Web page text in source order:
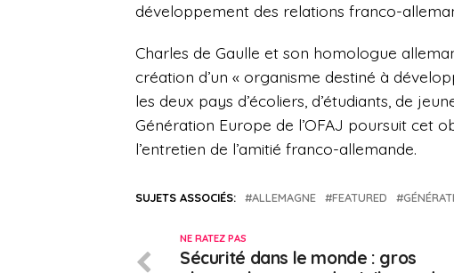
développement des relations franco-
Charles de Gaulle et son homologue
création d’un « organisme destiné à
les deux pays d’écoliers, d’étudiants, de
Génération Europe de l’OFAJ poursuit cet
l’entretien de l’amitié franco-allemande.
SUJETS ASSOCIÉS: ALLEMAGNE FEATURED
NE RATEZ PAS
Sécurité dans le monde : gros